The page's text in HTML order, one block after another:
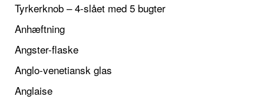
Tyrkerknob – 4-slået med 5 bugter
Anhæftning
Angster-flaske
Anglo-venetiansk glas
Anglaise